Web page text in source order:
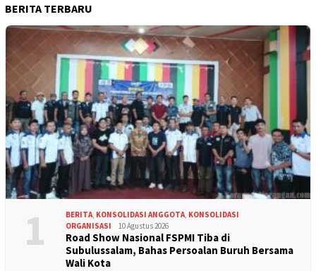
BERITA TERBARU
1 BERITA, KONSOLIDASI ANGGOTA, KONSOLIDASI
ORGANISASI
10 Agustus 2026
Road Show Nasional FSPMI Tiba di
Subulussalam, Bahas Persoalan Buruh Bersama
Wali Kota